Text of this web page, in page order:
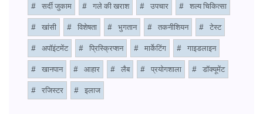
# सर्दी जुकाम # गले की खराश # उपचार # शल्य चिकित्सा
# खांसी # विशेषता # भुगतान # तकनीशियन # टेस्ट
# अपॉइंटमेंट # प्रिस्क्रिप्शन # मार्केटिंग # गाइडलाइन
# खानपान # आहार # लैब # प्रयोगशाला # डॉक्यूमेंट
# रजिस्टर # इलाज